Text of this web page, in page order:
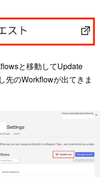
と移動してUpdate
先のWorkflowが出てきま